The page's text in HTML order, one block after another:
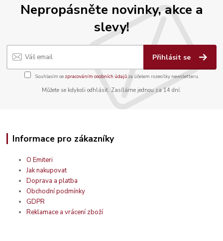
Nepropásněte novinky, akce a
slevy!
Přihlásit se
Souhlasím se zpracováním osobních údajůza účelem rozesílky newsletteru.
Můžete se kdykoli odhlásit. Zasíláme jednou za 14 dní.
Informace pro zákazníky
O Emiteri
Jak nakupovat
Doprava a platba
Obchodní podmínky
GDPR
Reklamace a vrácení zboží